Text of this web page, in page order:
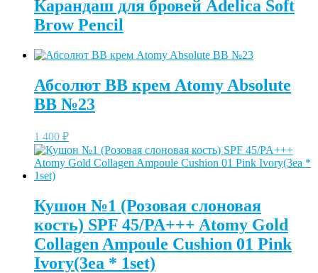
Карандаш для бровей Adelica Soft
Brow Pencil
Абсолют BB крем Atomy Absolute
BB №23
1 400 ₽
Кушон №1 (Розовая слоновая
кость) SPF 45/PA+++ Atomy Gold
Collagen Ampoule Cushion 01 Pink
Ivory(3ea * 1set)